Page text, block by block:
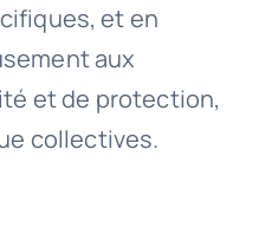
et en
aux
et de protection,
collectives.